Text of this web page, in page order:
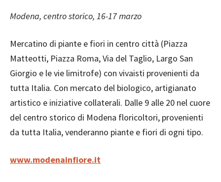
Modena, centro storico, 16-17 marzo
Mercatino di piante e fiori in centro città (Piazza
Matteotti, Piazza Roma, Via del Taglio, Largo San
Giorgio e le vie limitrofe) con vivaisti provenienti da
tutta Italia. Con mercato del biologico, artigianato
artistico e iniziative collaterali. Dalle 9 alle 20 nel cuore
del centro storico di Modena floricoltori, provenienti
da tutta Italia, venderanno piante e fiori di ogni tipo.
www.modenainfiore.it